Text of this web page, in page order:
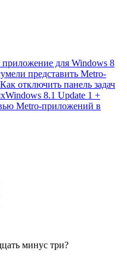
для Windows 8
представить Metro-
Как отключить панель задач
Windows 8.1 Update 1 +
Metro-приложений в
минус три?